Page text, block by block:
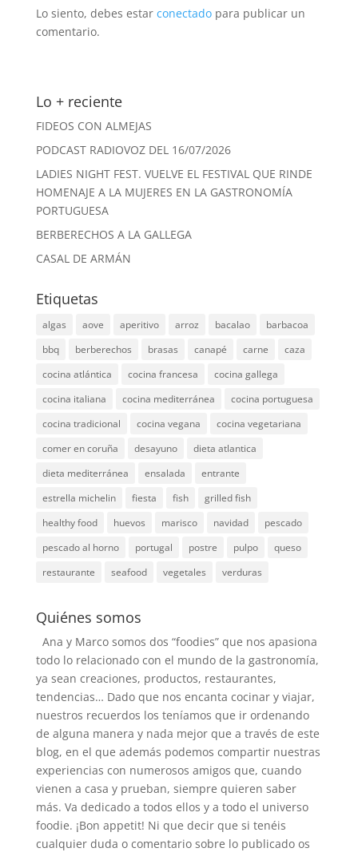
Lo siento, debes estar conectadopara publicar un
comentario.
Lo + reciente
FIDEOS CON ALMEJAS
PODCAST RADIOVOZ DEL 16/07/2026
LADIES NIGHT FEST. VUELVE EL FESTIVAL QUE RINDE
HOMENAJE A LA MUJERES EN LA GASTRONOMÍA
PORTUGUESA
BERBERECHOS A LA GALLEGA
CASAL DE ARMÁN
Etiquetas
algas aove aperitivo arroz bacalao
barbacoa
bbq
berberechos brasas canapé carne
caza
cocina atlántica
cocina francesa
cocina gallega
cocina italiana
cocina mediterránea
cocina portuguesa
cocina tradicional
cocina vegana
cocina vegetariana
comer en coruña
desayuno
dieta atlantica
dieta mediterránea
ensalada
entrante
estrella michelin
fiesta fish
grilled fish
healthy food
huevos marisco navidad
pescado
pescado al horno
portugal postre pulpo
queso
restaurante
seafood vegetales verduras
Quiénes somos
Ana y Marco somos dos “foodies” que nos apasiona
todo lo relacionado con el mundo de la gastronomía,
ya sean creaciones, productos, restaurantes,
tendencias… Dado que nos encanta cocinar y viajar,
nuestros recuerdos los teníamos que ir ordenando
de alguna manera y nada mejor que a través de este
blog, en el que además podemos compartir nuestras
experiencias con numerosos amigos que, cuando
vienen a casa y prueban, siempre quieren saber
más. Va dedicado a todos ellos y a todo el universo
foodie. ¡Bon appetit! Ni que decir que si tenéis
cualquier duda o comentario sobre lo publicado os